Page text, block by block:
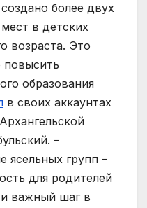
более двух
в детских
возраста. Это
повысить
образования
в своих аккаунтах
–
ясельных групп –
для родителей
и важный шаг в